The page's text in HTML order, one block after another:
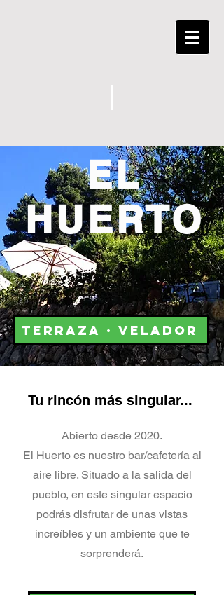
EL
HUERTO
TERRAZA · VELADOR
Tu rincón más singular...
Abierto desde 2020.
El Huerto es nuestro bar/cafetería al
aire libre. Situado a la salida del
pueblo, en este singular espacio
podrás disfrutar de unas vistas
increíbles y un ambiente que te
sorprenderá.